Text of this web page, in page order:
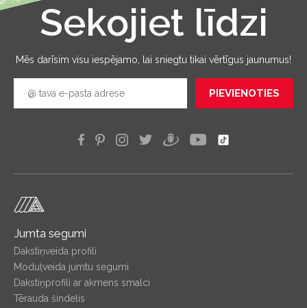
Sekojiet līdzi
Mēs darīsim visu iespējamo, lai sniegtu tikai vērtīgus jaunumus!
PIEVIENOTIES
Jumta segumi
Dakstiņveida profili
Moduļveida jumtu segumi
Dakstiņprofili ar akmens smalci
Tērauda šindelis